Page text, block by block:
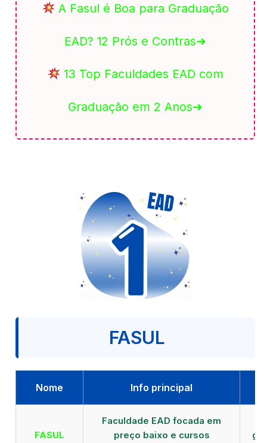
A Fasul é Boa para Graduação
EAD? 12 Prós e Contras➜
13 Top Faculdades EAD com
Graduação em 2 Anos➜
FASUL
Nome Info principal
FASUL
Faculdade EAD focada em
preço baixo e cursos